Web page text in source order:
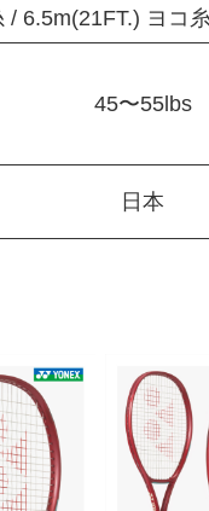
/ 6.5m(21FT.) ヨコ
45〜55lbs
日本